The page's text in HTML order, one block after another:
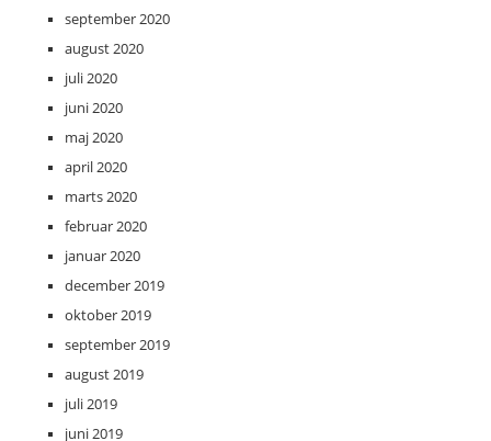
september 2020
august 2020
juli 2020
juni 2020
maj 2020
april 2020
marts 2020
februar 2020
januar 2020
december 2019
oktober 2019
september 2019
august 2019
juli 2019
juni 2019